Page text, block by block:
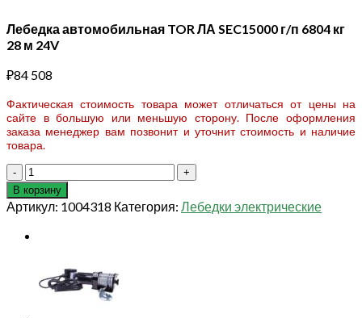
Лебедка автомобильная TOR ЛА SEC15000 г/п 6804 кг
28 м 24V
₽84 508
Фактическая стоимость товара может отличаться от цены на
сайте в большую или меньшую сторону. После оформления
заказа менеджер вам позвонит и уточнит стоимость и наличие
товара.
Количество
товара
Лебедка
автомобильная
TOR
SEC15000
В корзину
Артикул: 1004318 Категория: Лебедки электрические